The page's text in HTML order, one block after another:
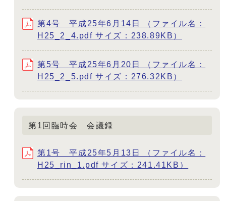
第4号 平成25年6月14日 （ファイル名：
H25_2_4.pdf サイズ：238.89KB）
第5号 平成25年6月20日 （ファイル名：
H25_2_5.pdf サイズ：276.32KB）
第1回臨時会 会議録
第1号 平成25年5月13日 （ファイル名：
H25_rin_1.pdf サイズ：241.41KB）